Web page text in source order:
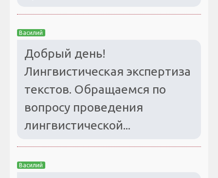
Василий
Добрый день!
Лингвистическая экспертиза
текстов. Обращаемся по
вопросу проведения
лингвистической...
Василий